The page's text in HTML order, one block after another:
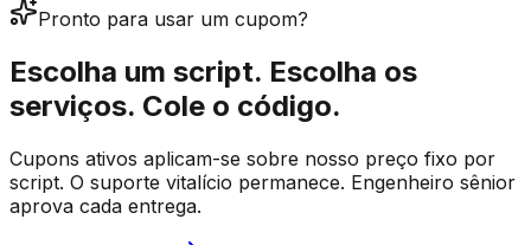
Pronto para usar um cupom?
Escolha um script. Escolha os
serviços. Cole o código.
Cupons ativos aplicam-se sobre nosso preço fixo por
script. O suporte vitalício permanece. Engenheiro sênior
aprova cada entrega.